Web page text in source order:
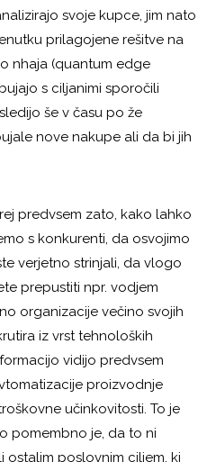
svoje kupce, jim nato
prilagojene rešitve na
nhaja (quantum edge
s ciljanimi sporočili
še v času po že
nove nakupe ali da bi jih
predvsem zato, kako lahko
s konkurenti, da osvojimo
verjetno strinjali, da vlogo
prepustiti npr. vodjem
organizacije večino svojih
iz vrst tehnoloških
vidijo predvsem
proizvodnje
učinkovitosti. To je
pomembno je, da to ni
poslovnim ciljem, ki